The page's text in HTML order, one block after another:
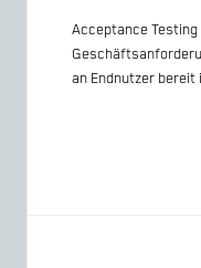
Acceptance
an Endnutzer bereit